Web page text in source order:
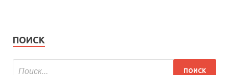
ПОИСК